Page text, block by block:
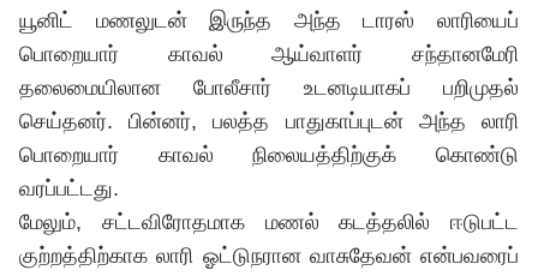
யூனிட் மணலுடன் இருந்த அந்த டாரஸ் லாரியைப்
பொறையார் காவல் ஆய்வாளர் சந்தானமேரி
தலைமையிலான போலீசார் உடனடியாகப் பறிமுதல்
செய்தனர். பின்னர், பலத்த பாதுகாப்புடன் அந்த லாரி
பொறையார் காவல் நிலையத்திற்குக் கொண்டு
வரப்பட்டது.
மேலும், சட்டவிரோதமாக மணல் கடத்தலில் ஈடுபட்ட
குற்றத்திற்காக லாரி ஓட்டுநரான வாசுதேவன் என்பவரைப்